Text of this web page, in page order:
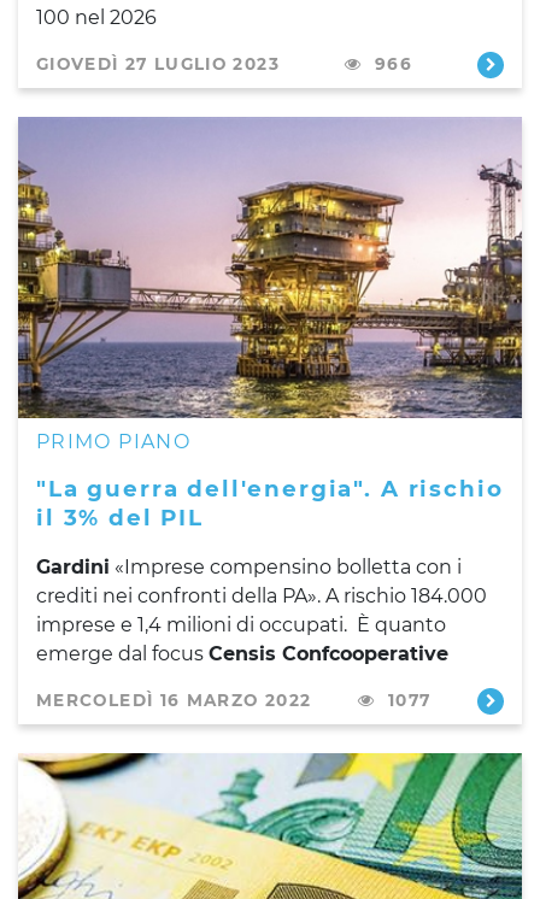
100 nel 2026
GIOVEDÌ 27 LUGLIO 2023 966
PRIMO PIANO
"La guerra dell'energia". A rischio
il 3% del PIL
Gardini «Imprese compensino bolletta con i
crediti nei confronti della PA». A rischio 184.000
imprese e 1,4 milioni di occupati. È quanto
emerge dal focus Censis Confcooperative
MERCOLEDÌ 16 MARZO 2022 1077